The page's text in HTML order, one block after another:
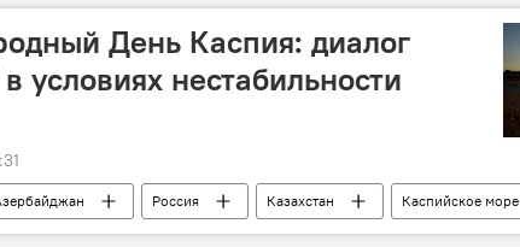
День Каспия: диалог
условиях нестабильности
Россия Казахстан
Каспийское море
Видеомост Астрахань Политика